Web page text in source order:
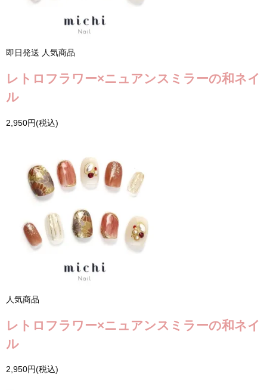
即日発送 人気商品
レトロフラワー×ニュアンスミラーの和ネイ
ル
2,950円(税込)
人気商品
レトロフラワー×ニュアンスミラーの和ネイ
ル
2,950円(税込)